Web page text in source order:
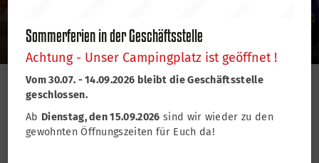
TSV Lohr
Vereinsinterne Schulungen
Sommerferien in der Geschäftsstelle
Achtung - Unser Campingplatz ist geöffnet !
Vom 30.07. - 14.09.2026 bleibt die Geschäftsstelle
geschlossen.
Ab Dienstag, den 15.09.2026 sind wir wieder zu den
gewohnten Öffnungszeiten für Euch da!